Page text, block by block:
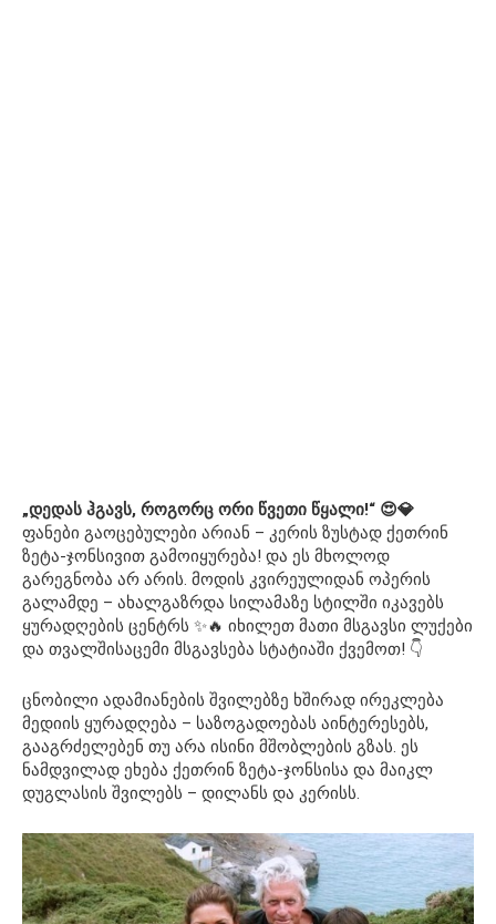
„დედას ჰგავს, როგორც ორი წვეთი წყალი!“ 😍💎
ფანები გაოცებულები არიან – კერის ზუსტად ქეთრინ
ზეტა-ჯონსივით გამოიყურება! და ეს მხოლოდ
გარეგნობა არ არის. მოდის კვირეულიდან ოპერის
გალამდე – ახალგაზრდა სილამაზე სტილში იკავებს
ყურადღების ცენტრს ✨🔥 იხილეთ მათი მსგავსი ლუქები
და თვალშისაცემი მსგავსება სტატიაში ქვემოთ! 👇
ცნობილი ადამიანების შვილებზე ხშირად ირეკლება
მედიის ყურადღება – საზოგადოებას აინტერესებს,
გააგრძელებენ თუ არა ისინი მშობლების გზას. ეს
ნამდვილად ეხება ქეთრინ ზეტა-ჯონსისა და მაიკლ
დუგლასის შვილებს – დილანს და კერისს.